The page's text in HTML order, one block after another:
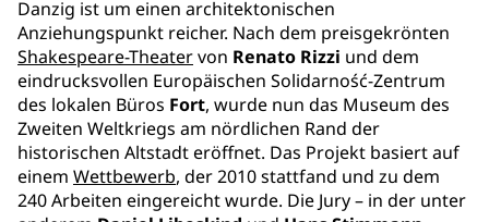
Danzig ist um einen architektonischen
Anziehungspunkt reicher. Nach dem preisgekrönten
Shakespeare-Theatervon Renato Rizzi und dem
eindrucksvollen Europäischen Solidarność-Zentrum
des lokalen Büros Fort, wurde nun das Museum des
Zweiten Weltkriegs am nördlichen Rand der
historischen Altstadt eröffnet. Das Projekt basiert auf
einem Wettbewerb, der 2010 stattfand und zu dem
240 Arbeiten eingereicht wurde. Die Jury – in der unter